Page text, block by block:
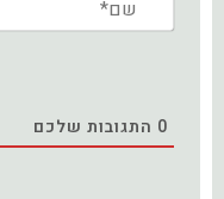
0 התגובות שלכם